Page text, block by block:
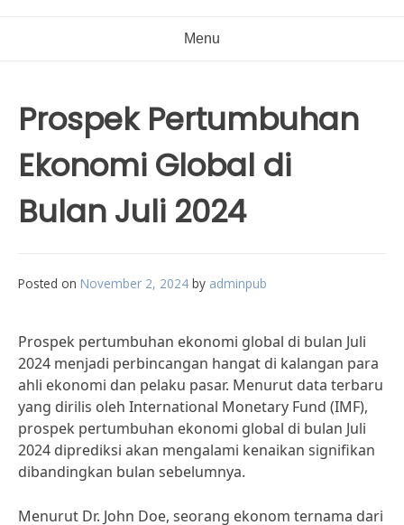
Menu
Prospek Pertumbuhan
Ekonomi Global di
Bulan Juli 2024
Posted on November 2, 2024 by adminpub
Prospek pertumbuhan ekonomi global di bulan Juli
2024 menjadi perbincangan hangat di kalangan para
ahli ekonomi dan pelaku pasar. Menurut data terbaru
yang dirilis oleh International Monetary Fund (IMF),
prospek pertumbuhan ekonomi global di bulan Juli
2024 diprediksi akan mengalami kenaikan signifikan
dibandingkan bulan sebelumnya.
Menurut Dr. John Doe, seorang ekonom ternama dari